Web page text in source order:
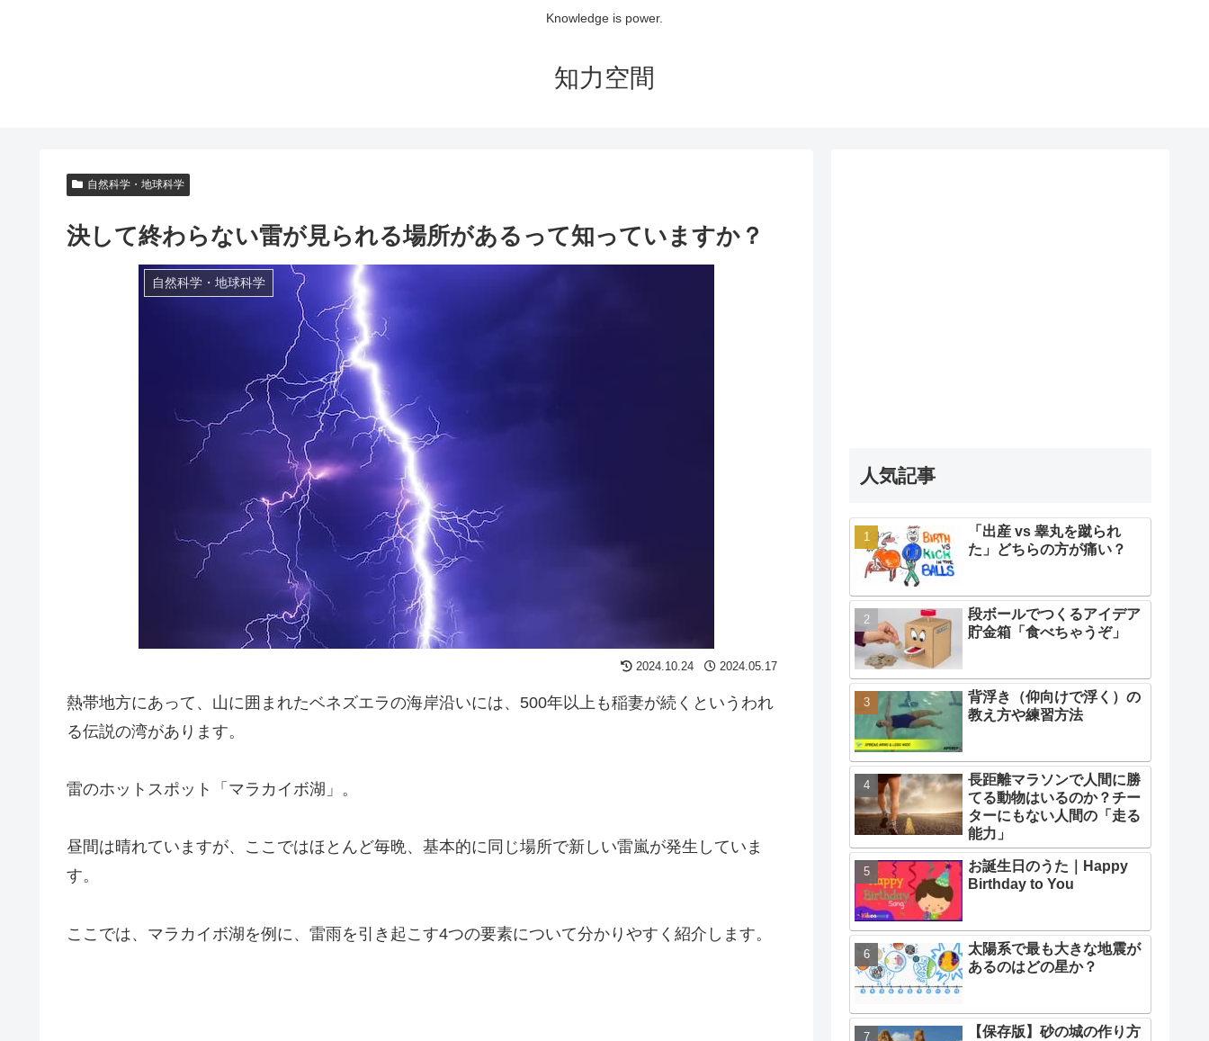
Knowledge is power.
知力空間
自然科学・地球科学
決して終わらない雷が見られる場所があるって知っていますか？
自然科学・地球科学
2024.10.24 2024.05.17
熱帯地方にあって、山に囲まれたベネズエラの海岸沿いには、500年以上も稲妻が続くというわれ
る伝説の湾があります。
雷のホットスポット「マラカイボ湖」。
昼間は晴れていますが、ここではほとんど毎晩、基本的に同じ場所で新しい雷嵐が発生していま
す。
ここでは、マラカイボ湖を例に、雷雨を引き起こす4つの要素について分かりやすく紹介します。
人気記事
「出産 vs 睾丸を蹴られ
た」どちらの方が痛い？
段ボールでつくるアイデア
貯金箱「食べちゃうぞ」
背浮き（仰向けで浮く）の
教え方や練習方法
長距離マラソンで人間に勝
てる動物はいるのか？チー
ターにもない人間の「走る
能力」
お誕生日のうた｜Happy
Birthday to You
太陽系で最も大きな地震が
あるのはどの星か？
【保存版】砂の城の作り方